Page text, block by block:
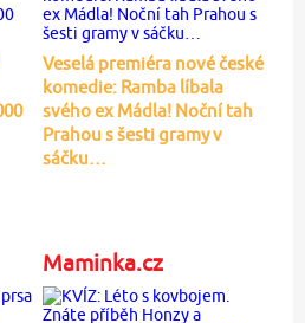
Veselá premiéra nové české
komedie: Ramba líbala
svého ex Mádla! Noční tah
Prahou s šesti gramy v
sáčku…
Maminka.cz